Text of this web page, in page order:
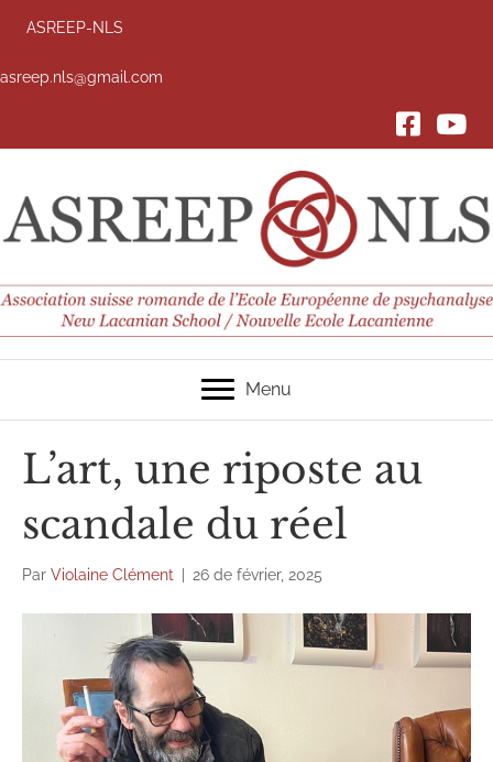
ASREEP-NLS
asreep.nls@gmail.com
FACEBOOK
Menu
L’art, une riposte au
scandale du réel
Par Violaine Clément 26 de février, 2025